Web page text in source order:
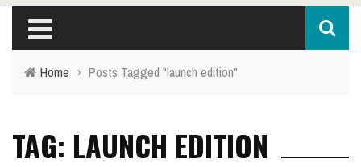
Home › Posts Tagged "launch edition"
TAG: LAUNCH EDITION